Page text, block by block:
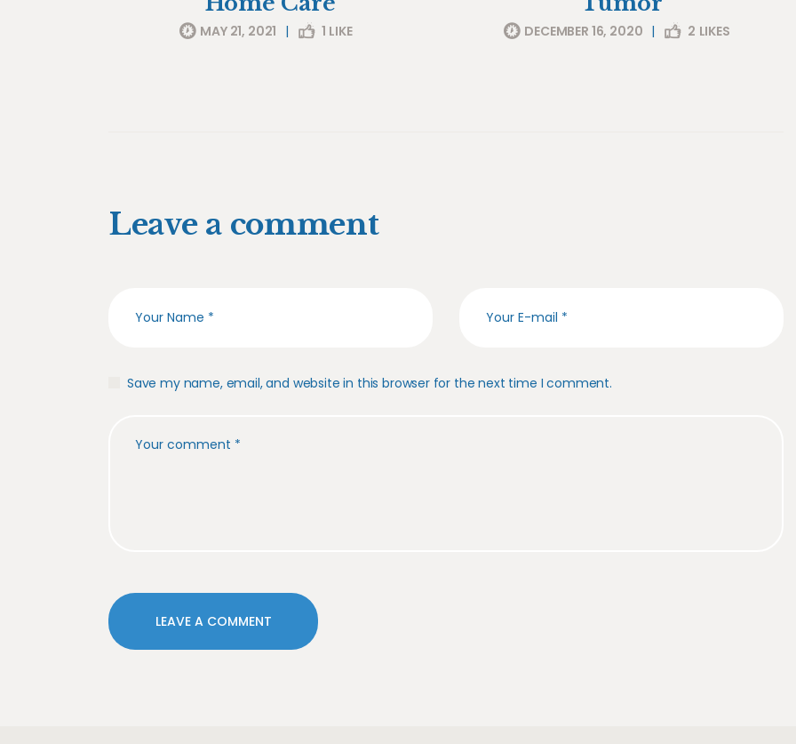
MAY 21, 2021 | 1 LIKE DECEMBER 16, 2020 | 2 LIKES
Leave a comment
Save my name, email, and website in this browser for the next time I comment.